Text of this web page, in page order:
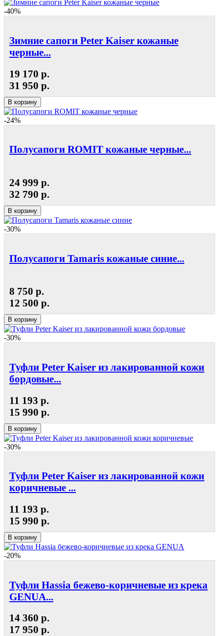
-40%
Зимние сапоги Peter Kaiser кожаные
черные...
19 170 р.
31 950 р.
В корзину
-24%
Полусапоги ROMIT кожаные черные...
24 999 р.
32 790 р.
В корзину
-30%
Полусапоги Tamaris кожаные синие...
8 750 р.
12 500 р.
В корзину
-30%
Туфли Peter Kaiser из лакированной кожи
бордовые...
11 193 р.
15 990 р.
В корзину
-30%
Туфли Peter Kaiser из лакированной кожи
коричневые ...
11 193 р.
15 990 р.
В корзину
-20%
Туфли Hassia бежево-коричневые из крека
GENUA...
14 360 р.
17 950 р.